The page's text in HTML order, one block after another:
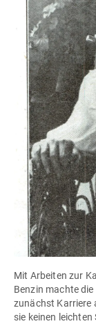
Mit Arbeiten zur
Benzin machte
zunächst Karriere
sie keinen